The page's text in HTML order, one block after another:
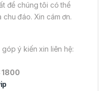
để chúng tôi có thể
đáo. Xin cám ơn.
ý kiến xin liên hệ: